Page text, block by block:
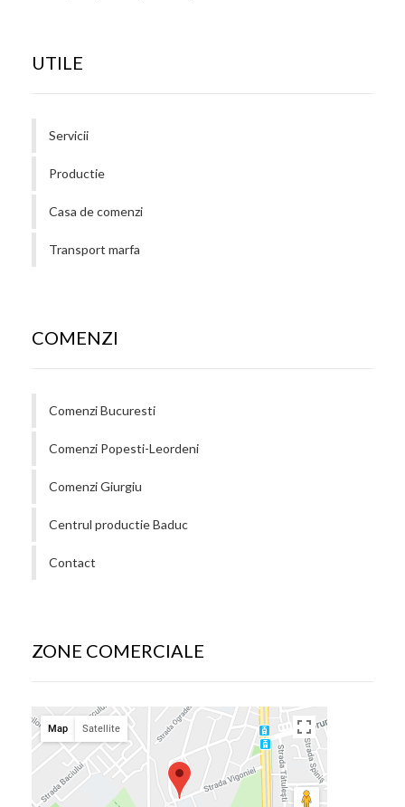
UTILE
Servicii
Productie
Casa de comenzi
Transport marfa
COMENZI
Comenzi Bucuresti
Comenzi Popesti-Leordeni
Comenzi Giurgiu
Centrul productie Baduc
Contact
ZONE COMERCIALE